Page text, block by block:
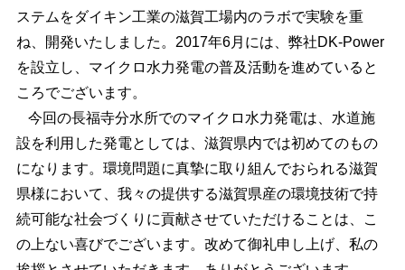
ステムをダイキン工業の滋賀工場内のラボで実験を重
ね、開発いたしました。2017年6月には、弊社DK-Power
を設立し、マイクロ水力発電の普及活動を進めていると
ころでございます。
今回の長福寺分水所でのマイクロ水力発電は、水道施
設を利用した発電としては、滋賀県内では初めてのもの
になります。環境問題に真摯に取り組んでおられる滋賀
県様において、我々の提供する滋賀県産の環境技術で持
続可能な社会づくりに貢献させていただけることは、こ
の上ない喜びでございます。改めて御礼申し上げ、私の